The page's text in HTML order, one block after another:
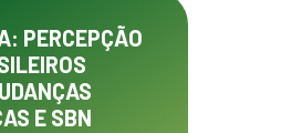
PERCEPÇÃO
E SBN